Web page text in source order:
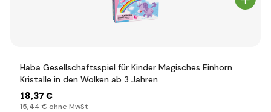
Haba Gesellschaftsspiel für Kinder Magisches Einhorn
Kristalle in den Wolken ab 3 Jahren
18,37 €
15,44 € ohne MwSt